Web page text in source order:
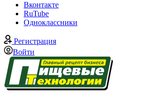
Вконтакте
RuTube
Одноклассники
Регистрация
Войти